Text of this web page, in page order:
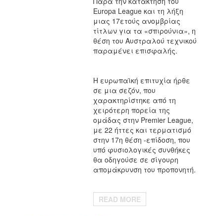
Europa League και τη λήξη
μιας 17ετούς ανομβρίας
τίτλων για τα «σπιρούνια», η
θέση του Αυστραλού τεχνικού
παραμένει επισφαλής.
Η ευρωπαϊκή επιτυχία ήρθε
σε μια σεζόν, που
χαρακτηρίστηκε από τη
χειρότερη πορεία της
ομάδας στην Premier League,
με 22 ήττες και τερματισμό
στην 17η θέση -επίδοση, που
υπό φυσιολογικές συνθήκες
θα οδηγούσε σε σίγουρη
απομάκρυνση του προπονητή.
READ MORE